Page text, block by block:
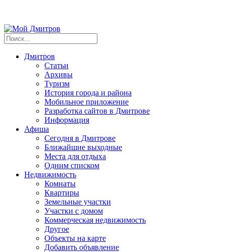
Дмитров
Статьи
Архивы
Туризм
История города и района
Мобильное приложение
Разработка сайтов в Дмитрове
Информация
Афиша
Сегодня в Дмитрове
Ближайшие выходные
Места для отдыха
Одним списком
Недвижимость
Комнаты
Квартиры
Земельные участки
Участки с домом
Коммерческая недвижимость
Другое
Объекты на карте
Добавить объявление